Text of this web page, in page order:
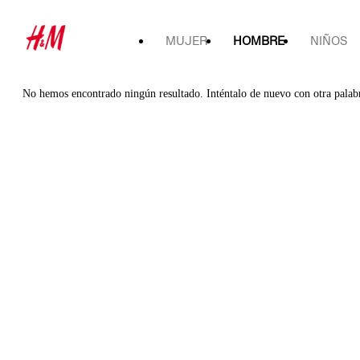
MUJER HOMBRE NIÑOS
No hemos encontrado ningún resultado. Inténtalo de nuevo con otra